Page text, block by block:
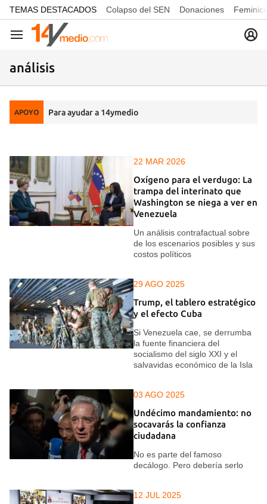
common.go-to-content
TEMAS DESTACADOS Colapso del SEN Donaciones
Navegación
análisis
APOYO Para ayudar a 14ymedio
22 MAR 2026
Oxígeno para el verdugo: La
trampa del interinato que
Washington se niega a ver en
Venezuela
Un análisis contrafactual sobre
de los escenarios posibles y sus
costos políticos
29 AGO 2025
Trump, el tablero estratégico
y el efecto Cuba
Si Venezuela cae, se derrumba
la fuente financiera del
socialismo del siglo XXI y el
salvavidas económico de la Isla
03 AGO 2025
Undécimo mandamiento: no
socavarás la confianza
ciudadana
No es parte del famoso
decálogo. Pero debería serlo
12 JUL 2025